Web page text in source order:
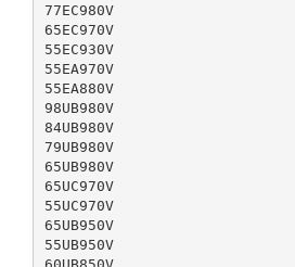
77EC980V
65EC970V
55EC930V
55EA970V
55EA880V
98UB980V
84UB980V
79UB980V
65UB980V
65UC970V
55UC970V
65UB950V
55UB950V
60UB850V